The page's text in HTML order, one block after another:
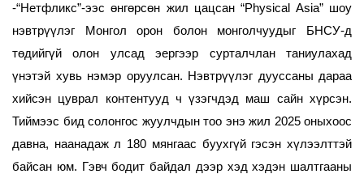
-“Нетфликс”-ээс өнгөрсөн жил цацсан “Physical Asia” шоу
нэвтрүүлэг Монгол орон болон монголчуудыг БНСУ-д
төдийгүй олон улсад эергээр сурталчлан таниулахад
үнэтэй хувь нэмэр оруулсан. Нэвтрүүлэг дууссаны дараа
хийсэн цуврал контентууд ч үзэгчдэд маш сайн хүрсэн.
Тиймээс бид солонгос жуулчдын тоо энэ жил 2025 оныхоос
давна, наанадаж л 180 мянгаас буухгүй гэсэн хүлээлттэй
байсан юм. Гэвч бодит байдал дээр хэд хэдэн шалтгааны